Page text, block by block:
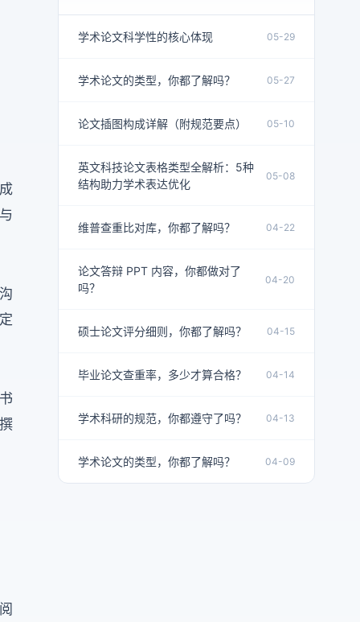
学术论文科学性的核心体现 05-29
学术论文的类型，你都了解吗？ 05-27
论文插图构成详解（附规范要点） 05-10
英文科技论文表格类型全解析：5种
结构助力学术表达优化
05-08
维普查重比对库，你都了解吗？ 04-22
论文答辩 PPT 内容，你都做对了
吗？
04-20
硕士论文评分细则，你都了解吗？ 04-15
毕业论文查重率，多少才算合格？ 04-14
学术科研的规范，你都遵守了吗？ 04-13
学术论文的类型，你都了解吗？ 04-09